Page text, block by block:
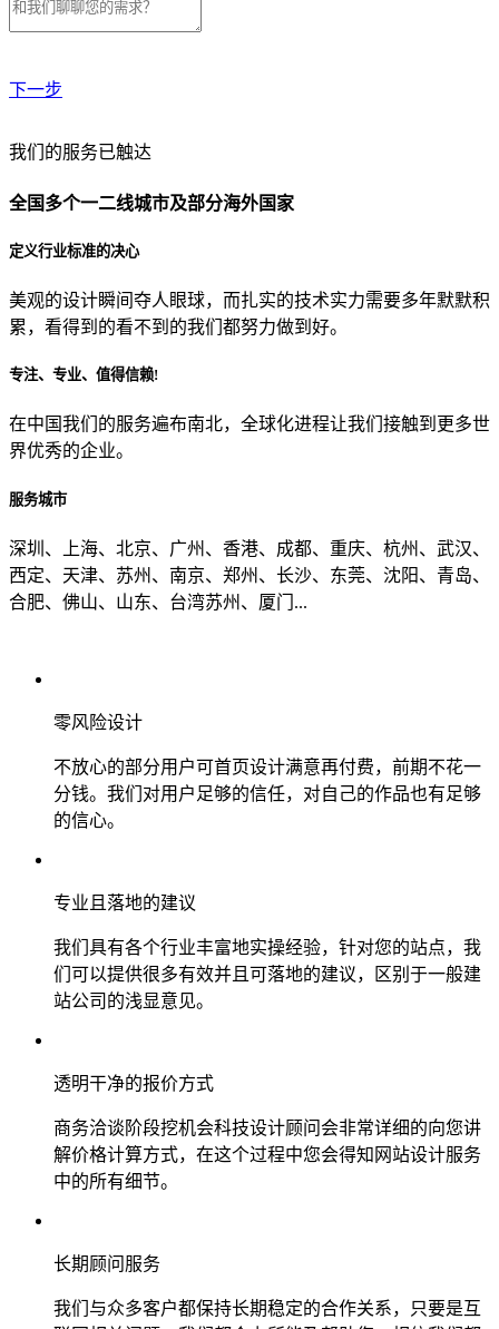
下一步
贵公司预算范围是？
贵公司的团队规模是？
目前主要的营销渠道是？
我们的服务已触达
全国多个一二线城市及部分海外国家
定义行业标准的决心
美观的设计瞬间夺人眼球，而扎实的技术实力需要多年默默积
累，看得到的看不到的我们都努力做到好。
专注、专业、值得信赖!
在中国我们的服务遍布南北，全球化进程让我们接触到更多世
界优秀的企业。
服务城市
深圳、上海、北京、广州、香港、成都、重庆、杭州、武汉、
西定、天津、苏州、南京、郑州、长沙、东莞、沈阳、青岛、
合肥、佛山、山东、台湾苏州、厦门...
零风险设计
不放心的部分用户可首页设计满意再付费，前期不花一
分钱。我们对用户足够的信任，对自己的作品也有足够
的信心。
专业且落地的建议
我们具有各个行业丰富地实操经验，针对您的站点，我
们可以提供很多有效并且可落地的建议，区别于一般建
站公司的浅显意见。
透明干净的报价方式
商务洽谈阶段挖机会科技设计顾问会非常详细的向您讲
解价格计算方式，在这个过程中您会得知网站设计服务
中的所有细节。
长期顾问服务
我们与众多客户都保持长期稳定的合作关系，只要是互